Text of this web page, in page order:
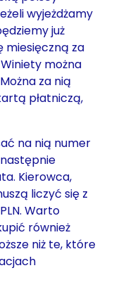
wyjeżdżamy
już
miesięczną za
można
za nią
płatniczą,
na nią numer
Kierowca,
liczyć się z
Warto
również
niż te, które